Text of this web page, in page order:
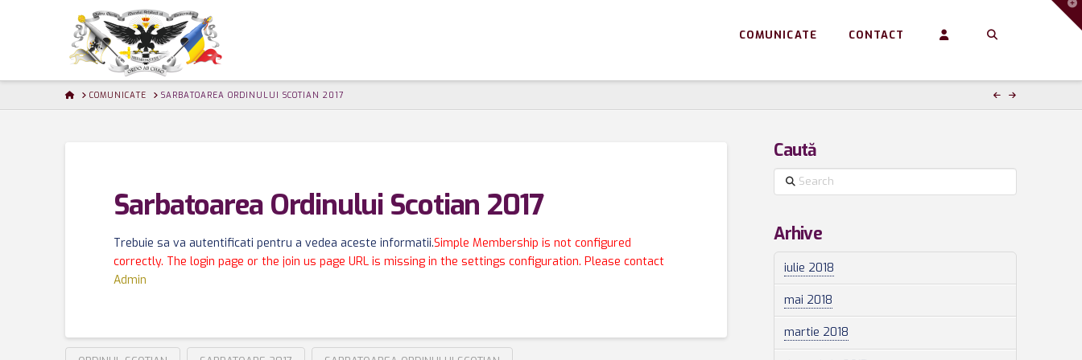
COMUNICATE CONTACT
HOMECOMUNICATE SARBATOAREA ORDINULUI SCOTIAN 2017
Sarbatoarea Ordinului Scotian 2017
Trebuie sa va autentificati pentru a vedea aceste informatii.Simple Membership is not configured
correctly. The login page or the join us page URL is missing in the settings configuration. Please contact
Admin
Caută
Search
Arhive
iulie 2018
mai 2018
martie 2018